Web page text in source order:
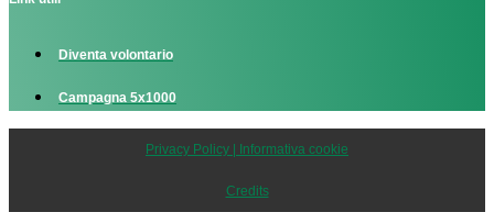
Diventa volontario
Campagna 5x1000
Privacy Policy | Informativa cookie
Credits